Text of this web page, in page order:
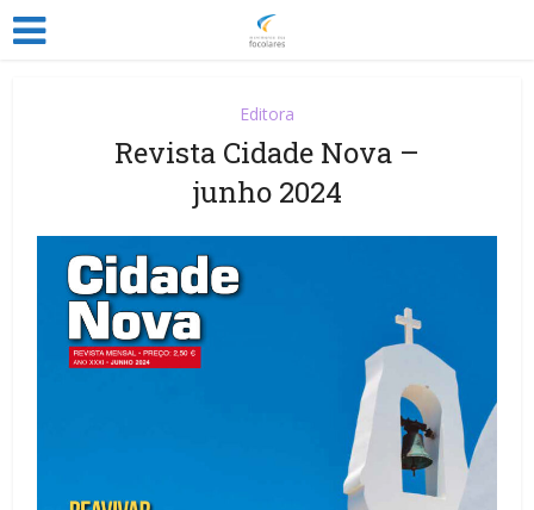
Editora
Revista Cidade Nova –
junho 2024